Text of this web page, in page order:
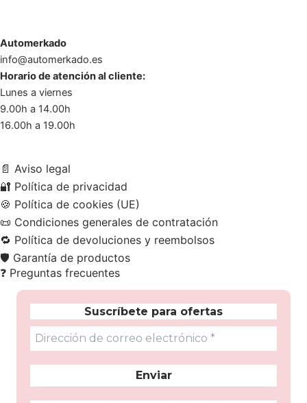
Automerkado
info@automerkado.es
Horario de atención al cliente:
Lunes a viernes
9.00h a 14.00h
16.00h a 19.00h
📄 Aviso legal
🔐 Política de privacidad
🍪 Política de cookies (UE)
📜 Condiciones generales de contratación
🔁 Política de devoluciones y reembolsos
🛡️ Garantía de productos
❓ Preguntas frecuentes
Suscríbete para ofertas